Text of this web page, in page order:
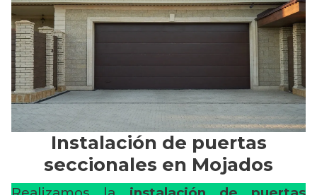
Instalación de puertas
seccionales en Mojados